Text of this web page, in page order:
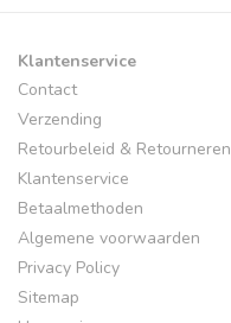
Klantenservice
Contact
Verzending
Retourbeleid & Retourneren
Klantenservice
Betaalmethoden
Algemene voorwaarden
Privacy Policy
Sitemap